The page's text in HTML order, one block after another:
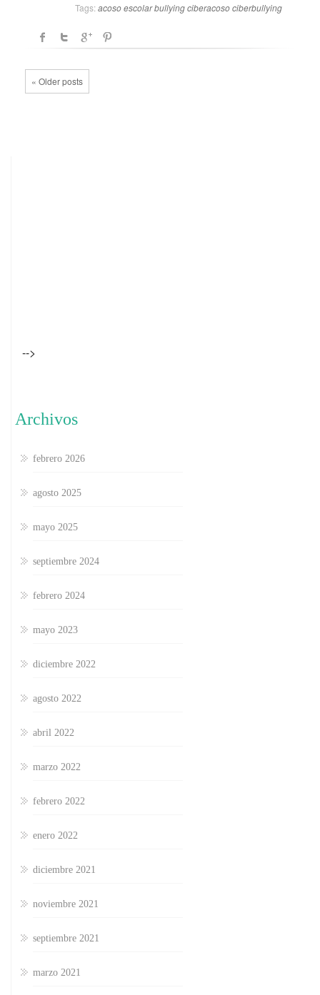
Tags: acoso escolarbullyingciberacosociberbullying
« Older posts
-->
Archivos
febrero 2026
agosto 2025
mayo 2025
septiembre 2024
febrero 2024
mayo 2023
diciembre 2022
agosto 2022
abril 2022
marzo 2022
febrero 2022
enero 2022
diciembre 2021
noviembre 2021
septiembre 2021
marzo 2021